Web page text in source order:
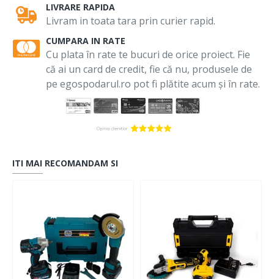
LIVRARE RAPIDA
Livram in toata tara prin curier rapid.
CUMPARA IN RATE
Cu plata în rate te bucuri de orice proiect. Fie
că ai un card de credit, fie că nu, produsele de
pe egospodarul.ro pot fi plătite acum și în rate.
ITI MAI RECOMANDAM SI